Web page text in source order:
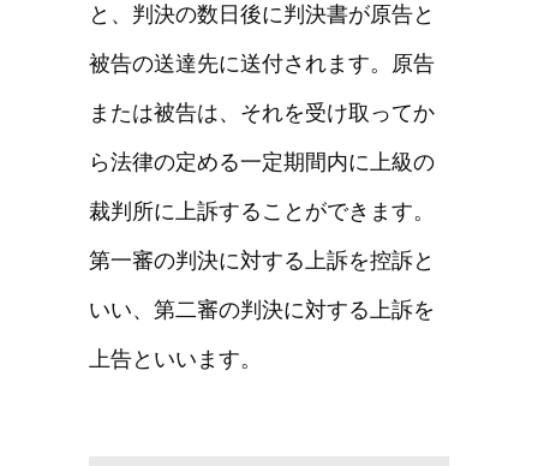
と、判決の数日後に判決書が原告と
被告の送達先に送付されます。原告
または被告は、それを受け取ってか
ら法律の定める一定期間内に上級の
裁判所に上訴することができます。
第一審の判決に対する上訴を控訴と
いい、第二審の判決に対する上訴を
上告といいます。